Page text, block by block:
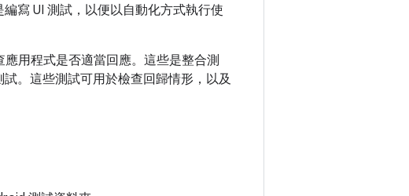
寫 UI 測試，以便以自動化方式執行使
用程式是否適當回應。這些是整合測
。這些測試可用於檢查回歸情形，以及